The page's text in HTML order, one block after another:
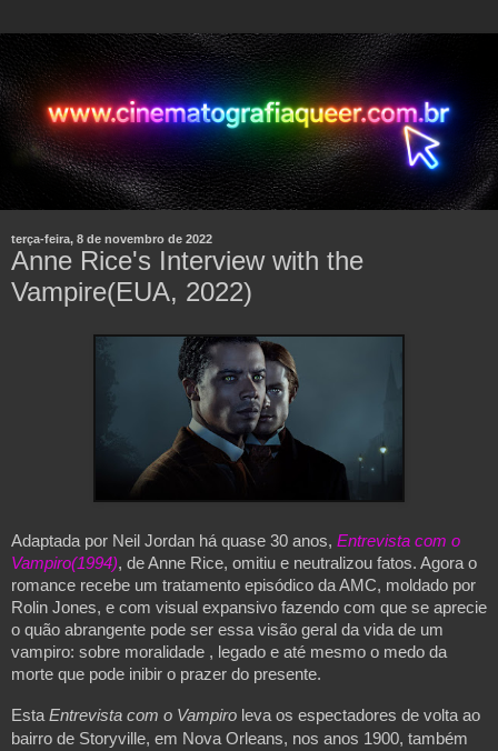
terça-feira, 8 de novembro de 2022
Anne Rice's Interview with the
Vampire(EUA, 2022)
Adaptada por Neil Jordan há quase 30 anos, Entrevista com o
Vampiro(1994), de Anne Rice, omitiu e neutralizou fatos. Agora o
romance recebe um tratamento episódico da AMC, moldado por
Rolin Jones, e com visual expansivo fazendo com que se aprecie
o quão abrangente pode ser essa visão geral da vida de um
vampiro: sobre moralidade , legado e até mesmo o medo da
morte que pode inibir o prazer do presente.
Esta Entrevista com o Vampiro leva os espectadores de volta ao
bairro de Storyville, em Nova Orleans, nos anos 1900, também